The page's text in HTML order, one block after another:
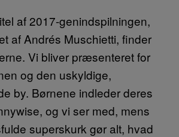
af 2017-genindspilningen,
af Andrés Muschietti, finder
Vi bliver præsenteret for
og den uskyldige,
by. Børnene indleder deres
og vi ser med, mens
superskurk gør alt, hvad